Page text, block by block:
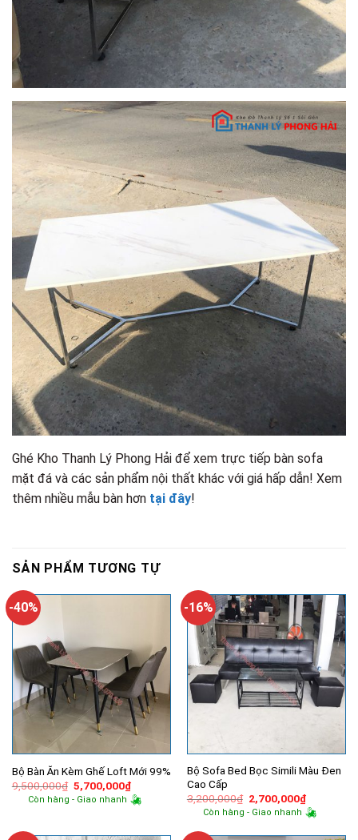
Ghé Kho Thanh Lý Phong Hải để xem trực tiếp bàn sofa
mặt đá và các sản phẩm nội thất khác với giá hấp dẫn! Xem
thêm nhiều mẫu bàn hơn tại đây!
SẢN PHẨM TƯƠNG TỰ
-40%
Bộ Bàn Ăn Kèm Ghế Loft Mới 99%
9,500,000₫ Giá
gốc
là:
5,700,000₫Giá
hiện
tại
Còn hàng - Giao nhanh
-16%
Bộ Sofa Bed Bọc Simili Màu Đen
Cao Cấp
3,200,000₫ Giá
gốc
là:
2,700,000₫Giá
hiện
tại
Còn hàng - Giao nhanh